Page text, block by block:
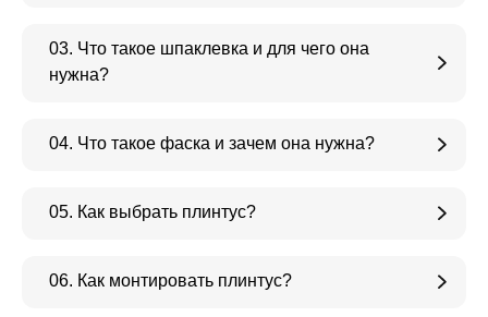
03. Что такое шпаклевка и для чего она
нужна?
04. Что такое фаска и зачем она нужна?
05. Как выбрать плинтус?
06. Как монтировать плинтус?